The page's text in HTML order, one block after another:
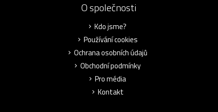
O společnosti
Kdo jsme?
Používání cookies
Ochrana osobních údajů
Obchodní podmínky
Pro média
Kontakt